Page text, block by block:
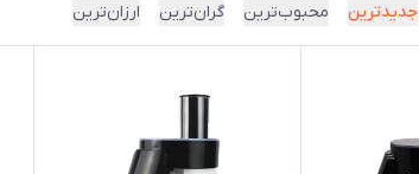
جدیدترین محبوب‌ترین گران‌ترین ارزان‌ترین